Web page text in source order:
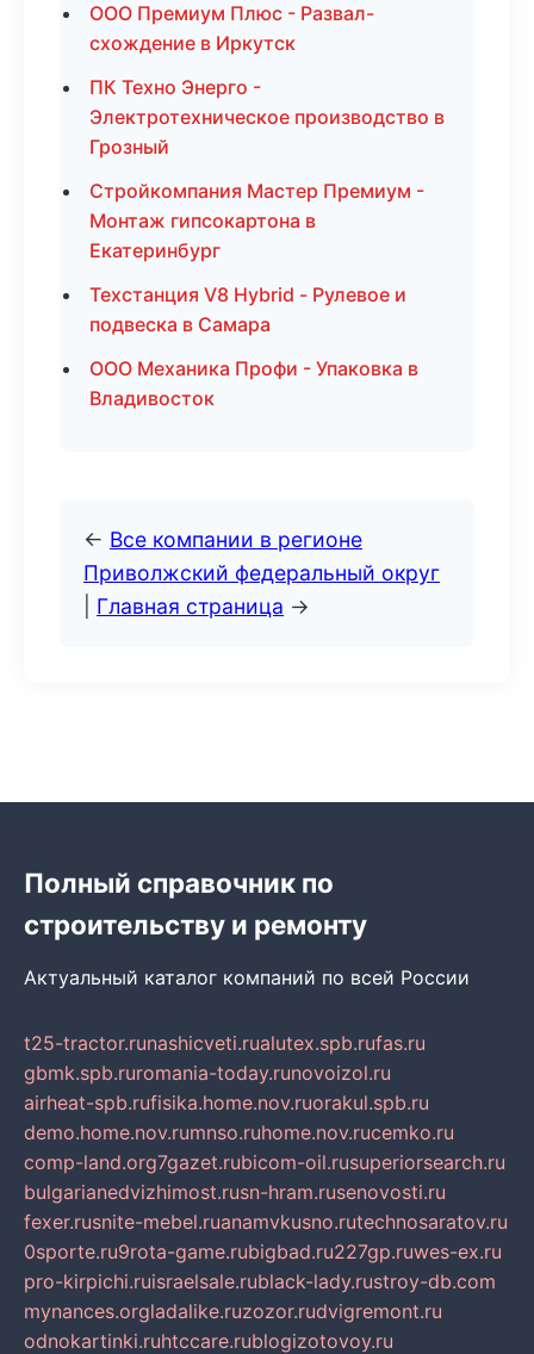
ООО Премиум Плюс - Развал-
схождение в Иркутск
ПК Техно Энерго -
Электротехническое производство в
Грозный
Стройкомпания Мастер Премиум -
Монтаж гипсокартона в
Екатеринбург
Техстанция V8 Hybrid - Рулевое и
подвеска в Самара
ООО Механика Профи - Упаковка в
Владивосток
← Все компании в регионе
Приволжский федеральный округ
Главная страница →
Полный справочник по
строительству и ремонту
Актуальный каталог компаний по всей России
t25-tractor.runashicveti.rualutex.spb.rufas.ru
gbmk.spb.ruromania-today.runovoizol.ru
airheat-spb.rufisika.home.nov.ruorakul.spb.ru
demo.home.nov.rumnso.ruhome.nov.rucemko.ru
comp-land.org7gazet.rubicom-oil.rusuperiorsearch.ru
bulgarianedvizhimost.rusn-hram.rusenovosti.ru
fexer.rusnite-mebel.ruanamvkusno.rutechnosaratov.ru
0sporte.ru9rota-game.rubigbad.ru227gp.ruwes-ex.ru
pro-kirpichi.ruisraelsale.rublack-lady.rustroy-db.com
mynances.orgladalike.ruzozor.rudvigremont.ru
odnokartinki.ruhtccare.rublogizotovoy.ru